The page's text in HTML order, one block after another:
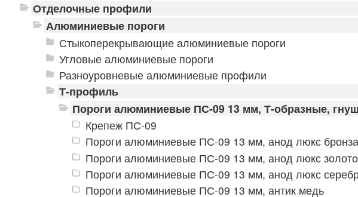
Отделочные профили
Алюминиевые пороги
Стыкоперекрывающие алюминиевые пороги
Угловые алюминиевые пороги
Разноуровневые алюминиевые профили
Т-профиль
Пороги алюминиевые ПС-09 13 мм, Т-образные,
Крепеж ПС-09
Пороги алюминиевые ПС-09 13 мм, анод люкс бронза
Пороги алюминиевые ПС-09 13 мм, анод люкс золото
Пороги алюминиевые ПС-09 13 мм, анод люкс
Пороги алюминиевые ПС-09 13 мм, антик медь